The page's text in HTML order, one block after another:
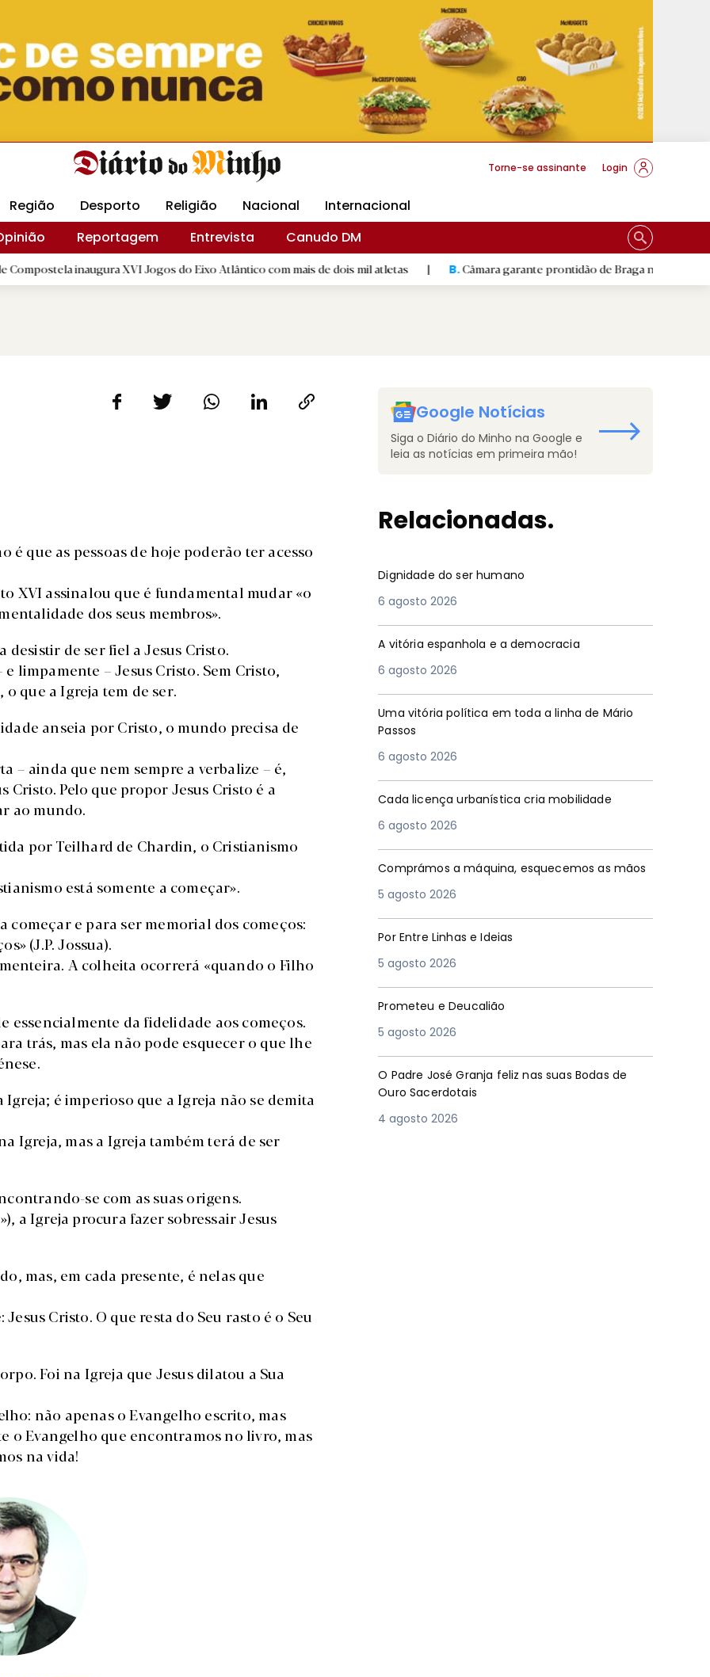
Revista Minha Gráfica DM Livraria DM Arquidiocese Braga
Torne-se assinante Login
Região Desporto Religião Nacional
Internacional
Reportagem Entrevista
Canudo DM
inaugura XVI Jogos do Eixo Atlântico com mais de dois mil atletas | B.Câmara garante prontidão de Braga no resgate animal
é que as pessoas de hoje poderão ter acesso
XVI assinalou que é fundamental mudar «o
dos seus membros».
de ser fiel a Jesus Cristo.
limpamente – Jesus Cristo. Sem Cristo,
que a Igreja tem de ser.
anseia por Cristo, o mundo precisa de
– ainda que nem sempre a verbalize – é,
Cristo. Pelo que propor Jesus Cristo é a
ao mundo.
por Teilhard de Chardin, o Cristianismo
está somente a começar».
começar e para ser memorial dos começos:
(J.P. Jossua).
A colheita ocorrerá «quando o Filho
essencialmente da fidelidade aos começos.
trás, mas ela não pode esquecer o que lhe
é imperioso que a Igreja não se demita
Igreja, mas a Igreja também terá de ser
se com as suas origens.
a Igreja procura fazer sobressair Jesus
mas, em cada presente, é nelas que
Cristo. O que resta do Seu rasto é o Seu
Foi na Igreja que Jesus dilatou a Sua
não apenas o Evangelho escrito, mas
o Evangelho que encontramos no livro, mas
na vida!
Google Notícias
Siga o Diário do Minho na Google e
leia as notícias em primeira mão!
Relacionadas.
Dignidade do ser humano
6 agosto 2026
A vitória espanhola e a democracia
6 agosto 2026
Uma vitória política em toda a linha de Mário
Passos
6 agosto 2026
Cada licença urbanística cria mobilidade
6 agosto 2026
Comprámos a máquina, esquecemos as mãos
5 agosto 2026
Por Entre Linhas e Ideias
5 agosto 2026
Prometeu e Deucalião
5 agosto 2026
O Padre José Granja feliz nas suas Bodas de
Ouro Sacerdotais
4 agosto 2026